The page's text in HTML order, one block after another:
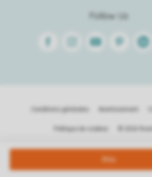
Prix
Follow Us
FacebookInstagramYoutube Pinterest